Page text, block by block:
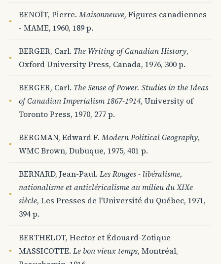
BENOÎT, Pierre.Maisonneuve, Figures canadiennes
- MAME, 1960, 189 p.
BERGER, Carl. The Writing of Canadian History,
Oxford University Press, Canada, 1976, 300 p.
BERGER, Carl. The Sense of Power. Studies in the Ideas
of Canadian Imperialism 1867-1914, University of
Toronto Press, 1970, 277 p.
BERGMAN, Edward F.Modern Political Geography,
WMC Brown, Dubuque, 1975, 401 p.
BERNARD, Jean-Paul.Les Rouges - libéralisme,
nationalisme et anticléricalisme au milieu du XIXe
siècle, Les Presses de l'Université du Québec, 1971,
394 p.
BERTHELOT, Hector et Édouard-Zotique
MASSICOTTE.Le bon vieux temps, Montréal,